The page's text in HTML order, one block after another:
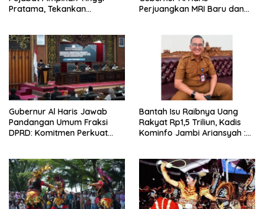
Pratama, Tekankan
Integritas
Perjuangkan MRI Baru dan
Gubernur Al Haris Jawab
Pandangan Umum Fraksi
DPRD: Komitmen Perkuat
Bantah Isu Raibnya Uang
Rakyat Rp1,5 Triliun, Kadis
Kominfo Jambi Ariansyah :
Sejak 2002